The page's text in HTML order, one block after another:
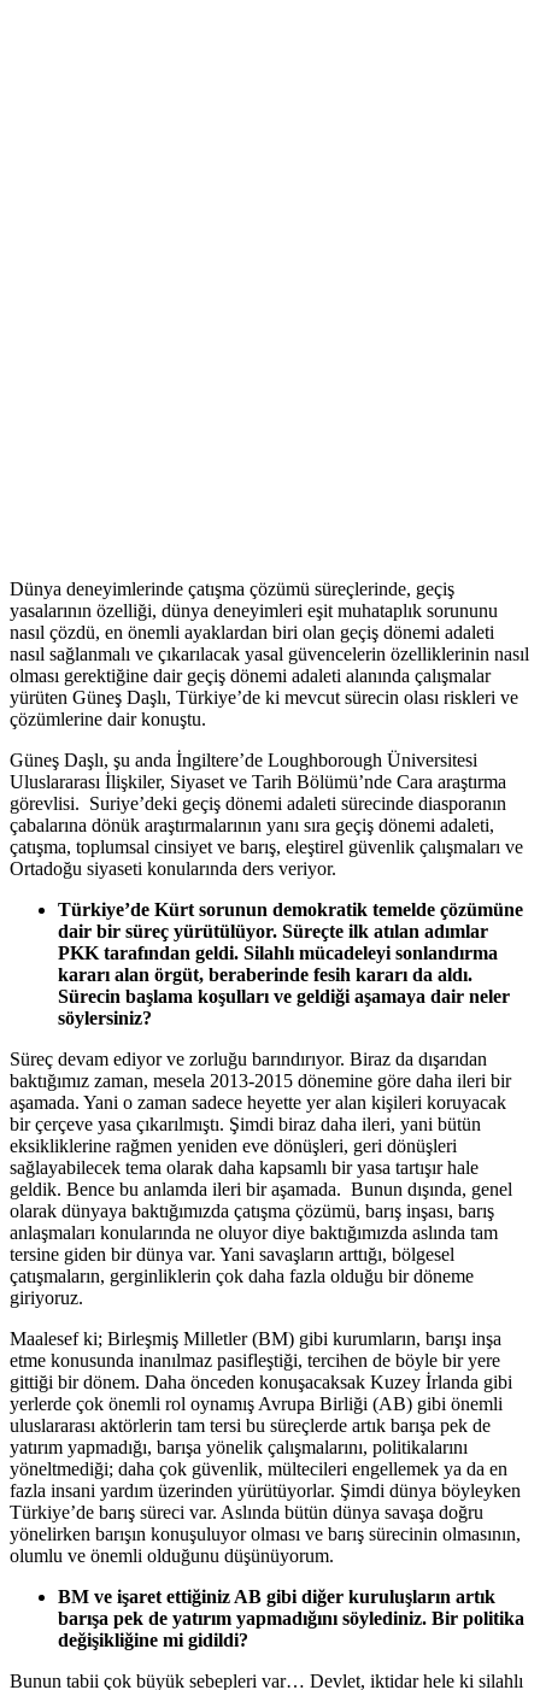
Dünya deneyimlerinde çatışma çözümü süreçlerinde, geçiş
yasalarının özelliği, dünya deneyimleri eşit muhataplık sorununu
nasıl çözdü, en önemli ayaklardan biri olan geçiş dönemi adaleti
nasıl sağlanmalı ve çıkarılacak yasal güvencelerin özelliklerinin nasıl
olması gerektiğine dair geçiş dönemi adaleti alanında çalışmalar
yürüten Güneş Daşlı, Türkiye’de ki mevcut sürecin olası riskleri ve
çözümlerine dair konuştu.
Güneş Daşlı, şu anda İngiltere’de Loughborough Üniversitesi
Uluslararası İlişkiler, Siyaset ve Tarih Bölümü’nde Cara araştırma
görevlisi. Suriye’deki geçiş dönemi adaleti sürecinde diasporanın
çabalarına dönük araştırmalarının yanı sıra geçiş dönemi adaleti,
çatışma, toplumsal cinsiyet ve barış, eleştirel güvenlik çalışmaları ve
Ortadoğu siyaseti konularında ders veriyor.
Türkiye’de Kürt sorunun demokratik temelde çözümüne
dair bir süreç yürütülüyor. Süreçte ilk atılan adımlar
PKK tarafından geldi. Silahlı mücadeleyi sonlandırma
kararı alan örgüt, beraberinde fesih kararı da aldı.
Sürecin başlama koşulları ve geldiği aşamaya dair neler
söylersiniz?
Süreç devam ediyor ve zorluğu barındırıyor. Biraz da dışarıdan
baktığımız zaman, mesela 2013-2015 dönemine göre daha ileri bir
aşamada. Yani o zaman sadece heyette yer alan kişileri koruyacak
bir çerçeve yasa çıkarılmıştı. Şimdi biraz daha ileri, yani bütün
eksikliklerine rağmen yeniden eve dönüşleri, geri dönüşleri
sağlayabilecek tema olarak daha kapsamlı bir yasa tartışır hale
geldik. Bence bu anlamda ileri bir aşamada. Bunun dışında, genel
olarak dünyaya baktığımızda çatışma çözümü, barış inşası, barış
anlaşmaları konularında ne oluyor diye baktığımızda aslında tam
tersine giden bir dünya var. Yani savaşların arttığı, bölgesel
çatışmaların, gerginliklerin çok daha fazla olduğu bir döneme
giriyoruz.
Maalesef ki; Birleşmiş Milletler (BM) gibi kurumların, barışı inşa
etme konusunda inanılmaz pasifleştiği, tercihen de böyle bir yere
gittiği bir dönem. Daha önceden konuşacaksak Kuzey İrlanda gibi
yerlerde çok önemli rol oynamış Avrupa Birliği (AB) gibi önemli
uluslararası aktörlerin tam tersi bu süreçlerde artık barışa pek de
yatırım yapmadığı, barışa yönelik çalışmalarını, politikalarını
yöneltmediği; daha çok güvenlik, mültecileri engellemek ya da en
fazla insani yardım üzerinden yürütüyorlar. Şimdi dünya böyleyken
Türkiye’de barış süreci var. Aslında bütün dünya savaşa doğru
yönelirken barışın konuşuluyor olması ve barış sürecinin olmasının,
olumlu ve önemli olduğunu düşünüyorum.
BM ve işaret ettiğiniz AB gibi diğer kuruluşların artık
barışa pek de yatırım yapmadığını söylediniz. Bir politika
değişikliğine mi gidildi?
Bunun tabii çok büyük sebepleri var… Devlet, iktidar hele ki silahlı